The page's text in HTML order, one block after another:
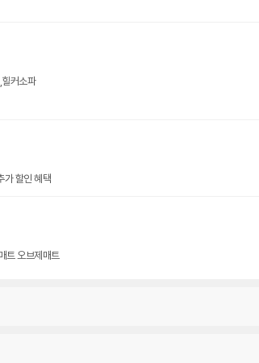
트리스,힐커소파
가 할인 혜택
트 오브제매트